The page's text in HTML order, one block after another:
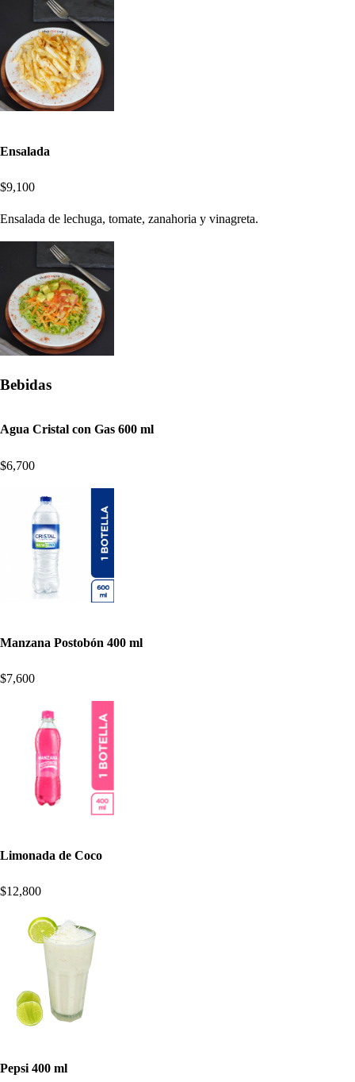
Ensalada
$9,100
Ensalada de lechuga, tomate, zanahoria y vinagreta.
Bebidas
Agua Cristal con Gas 600 ml
$6,700
Manzana Postobón 400 ml
$7,600
Limonada de Coco
$12,800
Pepsi 400 ml